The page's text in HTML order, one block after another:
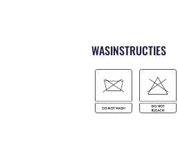
WASINSTRUCTIES